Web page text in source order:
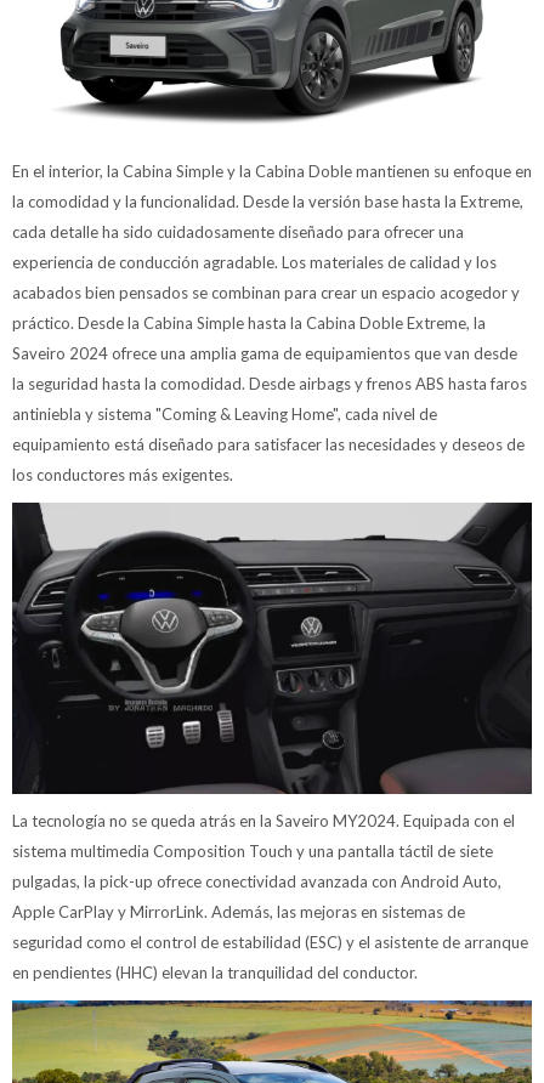
En el interior, la Cabina Simple y la Cabina Doble mantienen su enfoque en
la comodidad y la funcionalidad. Desde la versión base hasta la Extreme,
cada detalle ha sido cuidadosamente diseñado para ofrecer una
experiencia de conducción agradable. Los materiales de calidad y los
acabados bien pensados se combinan para crear un espacio acogedor y
práctico. Desde la Cabina Simple hasta la Cabina Doble Extreme, la
Saveiro 2024 ofrece una amplia gama de equipamientos que van desde
la seguridad hasta la comodidad. Desde airbags y frenos ABS hasta faros
antiniebla y sistema "Coming & Leaving Home", cada nivel de
equipamiento está diseñado para satisfacer las necesidades y deseos de
los conductores más exigentes.
La tecnología no se queda atrás en la Saveiro MY2024. Equipada con el
sistema multimedia Composition Touch y una pantalla táctil de siete
pulgadas, la pick-up ofrece conectividad avanzada con Android Auto,
Apple CarPlay y MirrorLink. Además, las mejoras en sistemas de
seguridad como el control de estabilidad (ESC) y el asistente de arranque
en pendientes (HHC) elevan la tranquilidad del conductor.